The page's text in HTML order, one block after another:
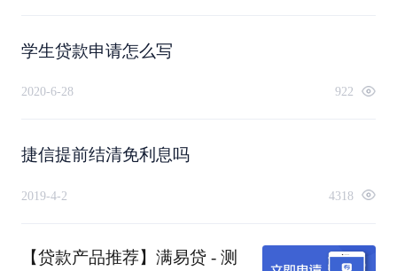
学生贷款申请怎么写
2020-6-28 922
捷信提前结清免利息吗
2019-4-2 4318
【贷款产品推荐】满易贷 - 测